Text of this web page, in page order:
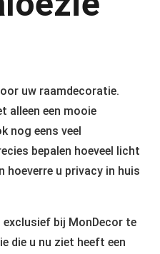
uw raamdecoratie.
alleen een mooie
nog eens veel
bepalen hoeveel licht
hoeverre u privacy in huis
exclusief bij MonDecor te
die u nu ziet heeft een